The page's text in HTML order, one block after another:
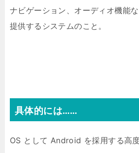
ナビゲーション、オーディオ機能
提供するシステムのこと。
具体的には……
OS として Android を採用する高